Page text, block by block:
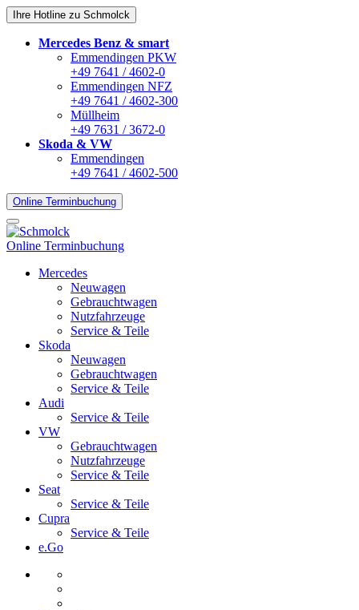
Ihre Hotline zu Schmolck
Mercedes Benz & smart
Emmendingen PKW
+49 7641 / 4602-0
Emmendingen NFZ
+49 7641 / 4602-300
Müllheim
+49 7631 / 3672-0
Skoda & VW
Emmendingen
+49 7641 / 4602-500
Online Terminbuchung
Online Terminbuchung
Mercedes
Neuwagen
Gebrauchtwagen
Nutzfahrzeuge
Service & Teile
Skoda
Neuwagen
Gebrauchtwagen
Service & Teile
Audi
Service & Teile
VW
Gebrauchtwagen
Nutzfahrzeuge
Service & Teile
Seat
Service & Teile
Cupra
Service & Teile
e.Go